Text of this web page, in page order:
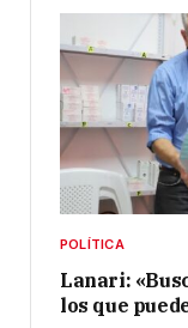
POLÍTICA
Lanari:
los que